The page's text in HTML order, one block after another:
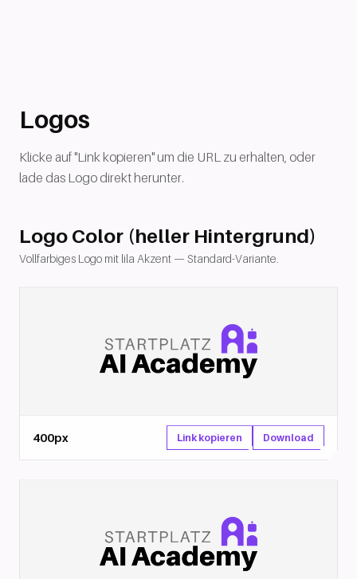
Logos
Klicke auf "Link kopieren" um die URL zu erhalten, oder
lade das Logo direkt herunter.
Logo Color (heller Hintergrund)
Vollfarbiges Logo mit lila Akzent — Standard-Variante.
400px Link kopieren Download